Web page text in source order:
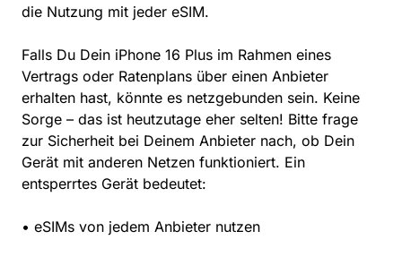
die Nutzung mit jeder eSIM.
Falls Du Dein iPhone 16 Plus im Rahmen eines
Vertrags oder Ratenplans über einen Anbieter
erhalten hast, könnte es netzgebunden sein. Keine
Sorge – das ist heutzutage eher selten! Bitte frage
zur Sicherheit bei Deinem Anbieter nach, ob Dein
Gerät mit anderen Netzen funktioniert. Ein
entsperrtes Gerät bedeutet:
• eSIMs von jedem Anbieter nutzen